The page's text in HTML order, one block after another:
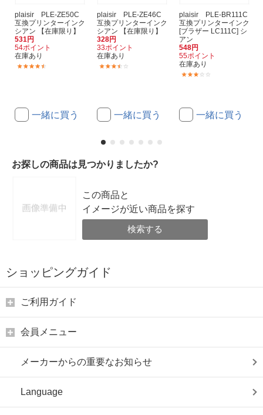
plaisir PLE-ZE50C
互換プリンターインク
シアン 【在庫限り】
531円
54ポイント
在庫あり
一緒に買う
plaisir PLE-ZE46C
互換プリンターインク
シアン 【在庫限り】
328円
33ポイント
在庫あり
一緒に買う
plaisir PLE-BR111C
互換プリンターインク
[ブラザー LC111C] シ
アン
548円
55ポイント
在庫あり
一緒に買う
お探しの商品は見つかりましたか?
この商品と
イメージが近い商品を探す
検索する
ショッピングガイド
ご利用ガイド
会員メニュー
メーカーからの重要なお知らせ
Language